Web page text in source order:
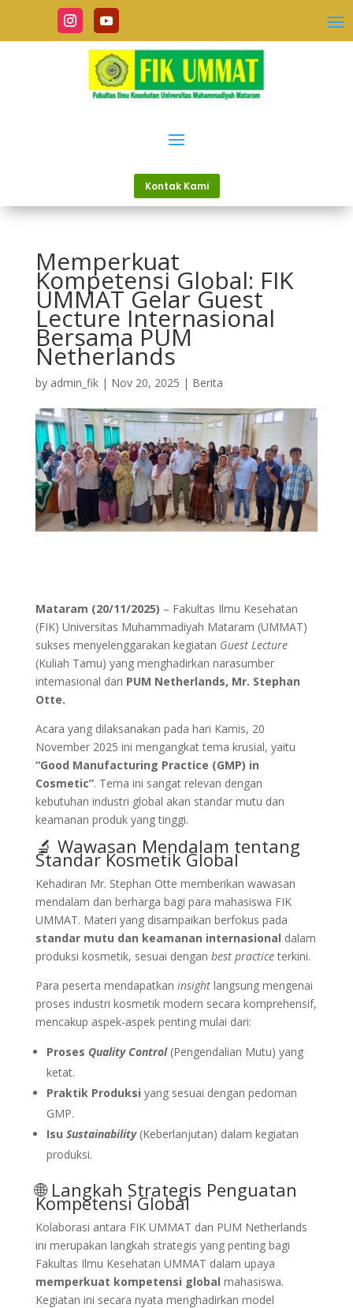
Kontak Kami
Memperkuat
Kompetensi Global: FIK
UMMAT Gelar Guest
Lecture Internasional
Bersama PUM
Netherlands
by admin_fik| Nov 20, 2025 | Berita
Mataram (20/11/2025) – Fakultas Ilmu Kesehatan
(FIK) Universitas Muhammadiyah Mataram (UMMAT)
sukses menyelenggarakan kegiatan Guest Lecture
(Kuliah Tamu) yang menghadirkan narasumber
internasional dari PUM Netherlands, Mr. Stephan
Otte.
Acara yang dilaksanakan pada hari Kamis, 20
November 2025 ini mengangkat tema krusial, yaitu
“Good Manufacturing Practice (GMP) in
Cosmetic”. Tema ini sangat relevan dengan
kebutuhan industri global akan standar mutu dan
keamanan produk yang tinggi.
🔬 Wawasan Mendalam tentang
Standar Kosmetik Global
Kehadiran Mr. Stephan Otte memberikan wawasan
mendalam dan berharga bagi para mahasiswa FIK
UMMAT. Materi yang disampaikan berfokus pada
standar mutu dan keamanan internasional dalam
produksi kosmetik, sesuai dengan best practiceterkini.
Para peserta mendapatkan insightlangsung mengenai
proses industri kosmetik modern secara komprehensif,
mencakup aspek-aspek penting mulai dari:
Proses Quality Control(Pengendalian Mutu) yang
ketat.
Praktik Produksi yang sesuai dengan pedoman
GMP.
Isu Sustainability(Keberlanjutan) dalam kegiatan
produksi.
🌐 Langkah Strategis Penguatan
Kompetensi Global
Kolaborasi antara FIK UMMAT dan PUM Netherlands
ini merupakan langkah strategis yang penting bagi
Fakultas Ilmu Kesehatan UMMAT dalam upaya
memperkuat kompetensi global mahasiswa.
Kegiatan ini secara nyata menghadirkan model